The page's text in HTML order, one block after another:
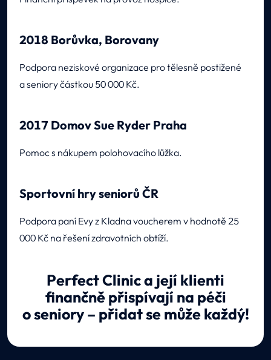
2018 Borůvka, Borovany
Podpora neziskové organizace pro tělesně postižené
a seniory částkou 50 000 Kč.
2017 Domov Sue Ryder Praha
Pomoc s nákupem polohovacího lůžka.
Sportovní hry seniorů ČR
Podpora paní Evy z Kladna voucherem v hodnotě 25
000 Kč na řešení zdravotních obtíží.
Perfect Clinic a její klienti
finančně přispívají na péči
o seniory – přidat se může každý!